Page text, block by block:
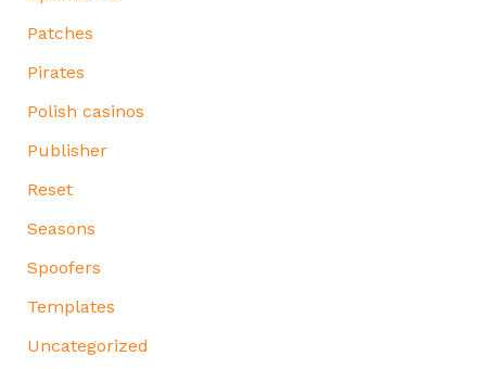
Patches
Pirates
Polish casinos
Publisher
Reset
Seasons
Spoofers
Templates
Uncategorized